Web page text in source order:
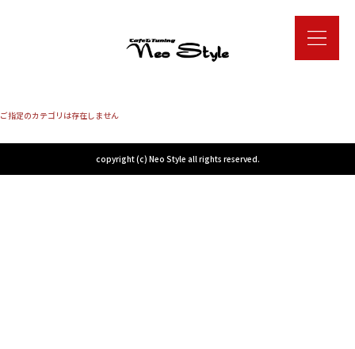
ご指定のカテゴリは存在しません
copyright (c) Neo Style all rights reserved.